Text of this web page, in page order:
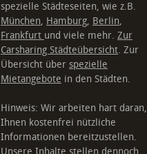
spezielle Städteseiten, wie z.B.
München, Hamburg, Berlin,
Frankfurt und viele mehr. Zur
Carsharing Städteübersicht. Zur
Übersicht über spezielle
Mietangebote in den Städten.
Hinweis: Wir arbeiten hart daran,
Ihnen kostenfrei nützliche
Informationen bereitzustellen.
Unsere Inhalte stellen dennoch